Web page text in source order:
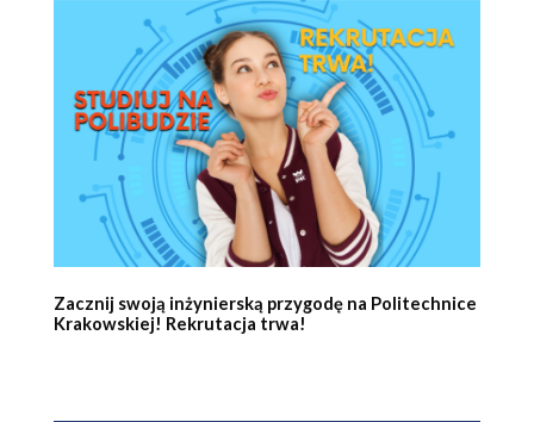
Zacznij swoją inżynierską przygodę na Politechnice
Krakowskiej! Rekrutacja trwa!